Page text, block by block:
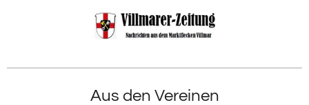
Aus den Vereinen